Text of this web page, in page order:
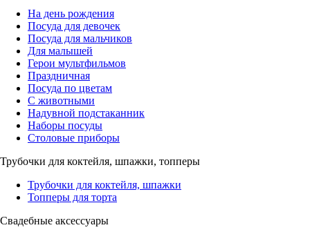
На день рождения
Посуда для девочек
Посуда для мальчиков
Для малышей
Герои мультфильмов
Праздничная
Посуда по цветам
С животными
Надувной подстаканник
Наборы посуды
Столовые приборы
Трубочки для коктейля, шпажки, топперы
Трубочки для коктейля, шпажки
Топперы для торта
Свадебные аксессуары